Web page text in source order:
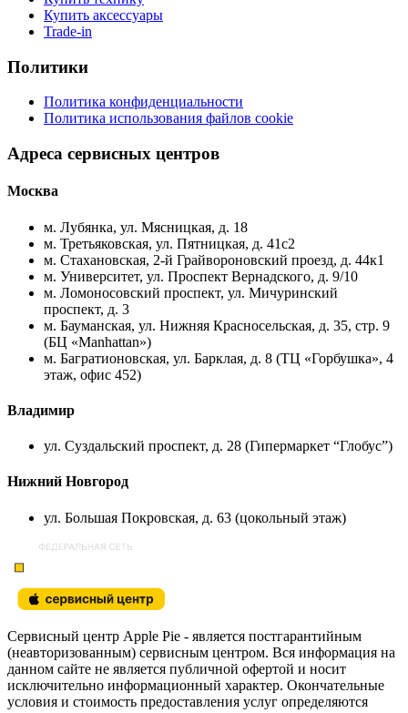
Купить аксессуары
Trade-in
Политики
Политика конфиденциальности
Политика использования файлов cookie
Адреса сервисных центров
Москва
м. Лубянка, ул. Мясницкая, д. 18
м. Третьяковская, ул. Пятницкая, д. 41с2
м. Стахановская, 2-й Грайвороновский проезд, д. 44к1
м. Университет, ул. Проспект Вернадского, д. 9/10
м. Ломоносовский проспект, ул. Мичуринский
проспект, д. 3
м. Бауманская, ул. Нижняя Красносельская, д. 35, стр. 9
(БЦ «Manhattan»)
м. Багратионовская, ул. Барклая, д. 8 (ТЦ «Горбушка», 4
этаж, офис 452)
Владимир
ул. Суздальский проспект, д. 28 (Гипермаркет “Глобус”)
Нижний Новгород
ул. Большая Покровская, д. 63 (цокольный этаж)
Сервисный центр Apple Pie - является постгарантийным
(неавторизованным) сервисным центром. Вся информация на
данном сайте не является публичной офертой и носит
исключительно информационный характер. Окончательные
условия и стоимость предоставления услуг определяются